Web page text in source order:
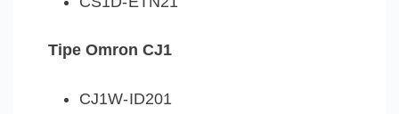
Tipe Omron CJ1
CJ1W-ID201